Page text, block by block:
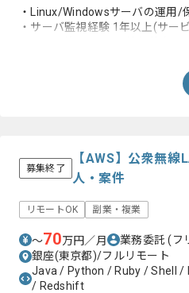
・Linux/Windowsサーバの運用/
・サーバ監視経験 1年以上(サー
募集終了
【AWS】公衆無線
人・案件
リモートOK 副業・複業
〜70万円／月 業務委託(フ
銀座(東京都)/フルリモート
Java / Python / Ruby / Shell /
/ Redshift